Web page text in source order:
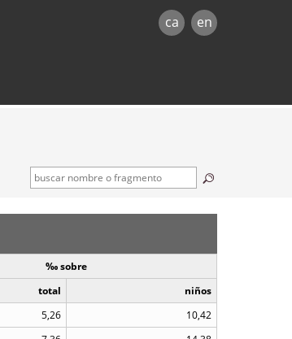
ca en
‰ sobre
total
niños
5,26
10,42